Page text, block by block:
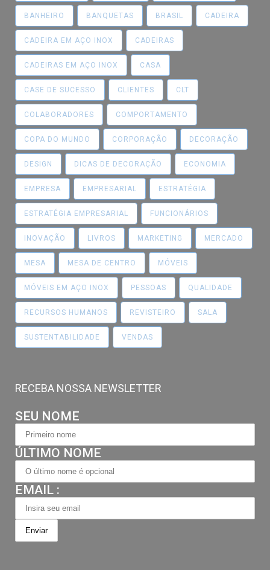
BANHEIRO BANQUETAS BRASIL CADEIRA
CADEIRA EM AÇO INOX CADEIRAS
CADEIRAS EM AÇO INOX CASA
CASE DE SUCESSO CLIENTES CLT
COLABORADORES COMPORTAMENTO
COPA DO MUNDO CORPORAÇÃO DECORAÇÃO
DESIGN DICAS DE DECORAÇÃO ECONOMIA
EMPRESA EMPRESARIAL ESTRATÉGIA
ESTRATÉGIA EMPRESARIAL FUNCIONÁRIOS
INOVAÇÃO LIVROS MARKETING MERCADO
MESA MESA DE CENTRO MÓVEIS
MÓVEIS EM AÇO INOX PESSOAS QUALIDADE
RECURSOS HUMANOS REVISTEIRO SALA
SUSTENTABILIDADE VENDAS
RECEBA NOSSA NEWSLETTER
SEU NOME
ÚLTIMO NOME
EMAIL :